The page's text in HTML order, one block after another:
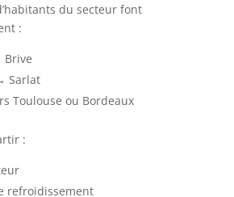
du secteur font
:
Brive
Sarlat
Toulouse ou Bordeaux
:
refroidissement